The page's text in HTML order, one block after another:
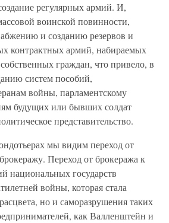
регулярных армий. И,
воинской повинности,
и созданию резервов и
контрактных армий, набираемых
граждан, что привело, в
систем пособий,
войны, парламентскому
будущих или бывших солдат
представительство.
мы видим переход от
Переход от брокеража к
национальных государств
войны, которая стала
но и саморазрушения таких
как Валленштейн и